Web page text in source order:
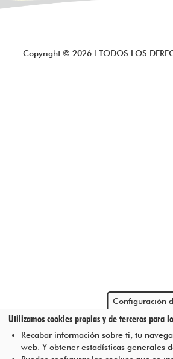
Copyright © 2026 l TODOS LOS
Configuración
Utilizamos cookies propias y de terceros para
Recabar información sobre ti, tu
web. Y obtener estadísticas generales